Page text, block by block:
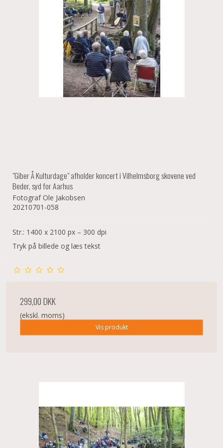
"Giber Å Kulturdage" afholder koncert i Vilhelmsborg skovene ved
Beder, syd for Aarhus
Fotograf Ole Jakobsen
20210701-058
Str.: 1400 x 2100 px – 300 dpi
Tryk på billede og læs tekst
299,00 DKK
(ekskl. moms)
Vis produkt